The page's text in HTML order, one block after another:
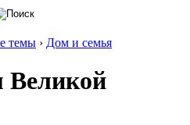
темы › Дом и семья
Великой